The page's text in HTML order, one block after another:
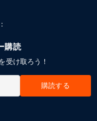
購読
受け取ろう！
購読する